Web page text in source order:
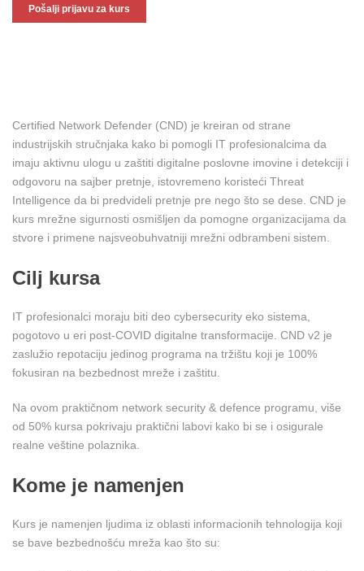
Certified Network Defender (CND) je kreiran od strane
industrijskih stručnjaka kako bi pomogli IT profesionalcima da
imaju aktivnu ulogu u zaštiti digitalne poslovne imovine i detekciji i
odgovoru na sajber pretnje, istovremeno koristeći Threat
Intelligence da bi predvideli pretnje pre nego što se dese. CND je
kurs mrežne sigurnosti osmišljen da pomogne organizacijama da
stvore i primene najsveobuhvatniji mrežni odbrambeni sistem.
Cilj kursa
IT profesionalci moraju biti deo cybersecurity eko sistema,
pogotovo u eri post-COVID digitalne transformacije. CND v2 je
zaslužio repotaciju jedinog programa na tržištu koji je 100%
fokusiran na bezbednost mreže i zaštitu.
Na ovom praktičnom network security & defence programu, više
od 50% kursa pokrivaju praktični labovi kako bi se i osigurale
realne veštine polaznika.
Kome je namenjen
Kurs je namenjen ljudima iz oblasti informacionih tehnologija koji
se bave bezbednošću mreža kao što su: